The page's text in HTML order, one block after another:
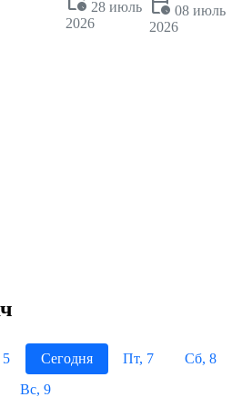
28 июль
2026
08 июль
2026
Сегодня Пт, 7
Сб, 8
Вс, 9